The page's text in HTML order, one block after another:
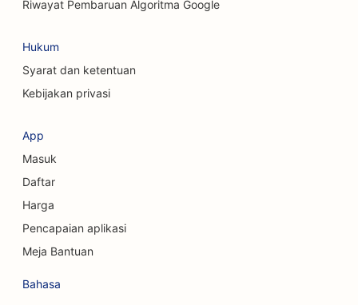
SEO untuk Ahli Bedah Kraniofasial
SEO untuk Perusahaan Konsultan
SEO untuk Delis
SEO untuk Layanan Konseling Utang
Riwayat Pembaruan Algoritma Google
Hukum
Syarat dan ketentuan
Kebijakan privasi
App
Masuk
Daftar
Harga
Pencapaian aplikasi
Meja Bantuan
Bahasa